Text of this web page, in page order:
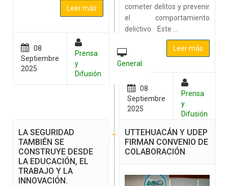
cometer delitos y prevenir
el comportamiento
delictivo. Este ...
Leer más
08
Septiembre
2025
Prensa
y
Difusión
Leer más
08
Septiembre
2025
Prensa
y
Difusión
General
UTTEHUACÁN Y UDEP
FIRMAN CONVENIO DE
COLABORACIÓN
LA SEGURIDAD
TAMBIÉN SE
CONSTRUYE DESDE
LA EDUCACIÓN, EL
TRABAJO Y LA
INNOVACIÓN.